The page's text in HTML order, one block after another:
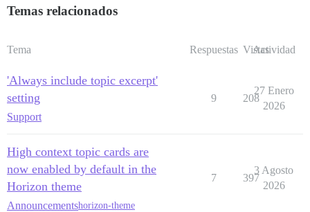
Temas relacionados
Tema Respuestas Vistas
Actividad
'Always include topic excerpt'
setting
Support
9 208
27 Enero
2026
High context topic cards are
now enabled by default in the
Horizon theme
Announcementshorizon-theme
7 397
3 Agosto
2026